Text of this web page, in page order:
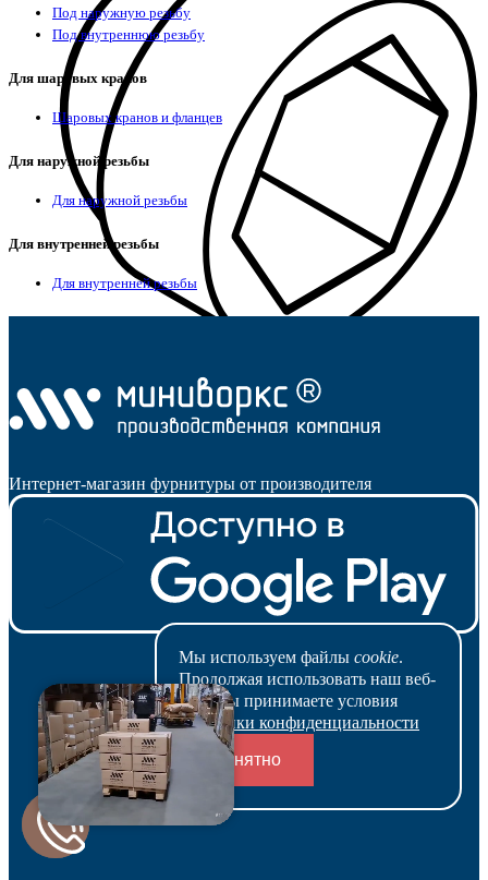
Переходники и соединители
Под наружную резьбу
Под внутреннюю резьбу
Для шаровых кранов
Шаровых кранов и фланцев
Для наружной резьбы
Для наружной резьбы
Для внутренней резьбы
Для внутренней резьбы
Интернет-магазин фурнитуры от производителя
Мы используем файлы cookie.
Продолжая использовать наш веб-
сайт, вы принимаете условия
Политики конфиденциальности
Понятно